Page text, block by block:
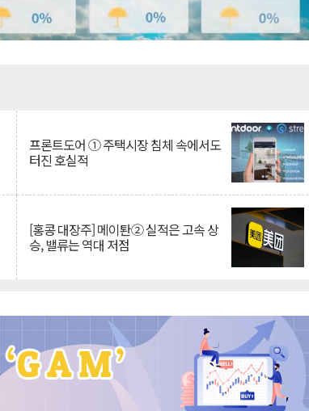
프론트도어 ① 주택시장 침체 속에서도
터진 호실적
[홍콩 대장주] 메이퇀② 실적은 고속 상
승, 밸류는 역대 저점